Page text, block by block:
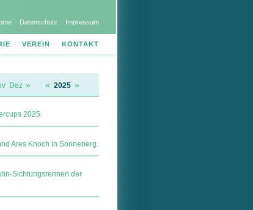
Datenschutz Impressum
VEREIN KONTAKT
Dez » « 2025 »
2025.
Ares Knoch in Sonneberg.
Sichtungsrennen der